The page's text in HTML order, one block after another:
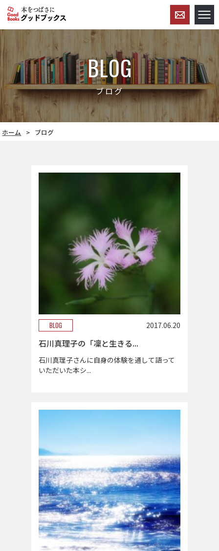
BLOG
ブログ
ホーム ブログ
BLOG 2017.06.20
石川真理子の「凜と生きる...
石川真理子さんに自身の体験を通して語って
いただいた本シ...